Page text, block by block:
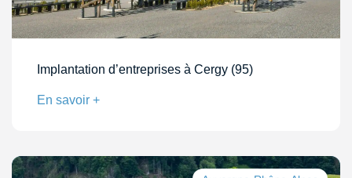
Implantation d’entreprises à Cergy (95)
En savoir +